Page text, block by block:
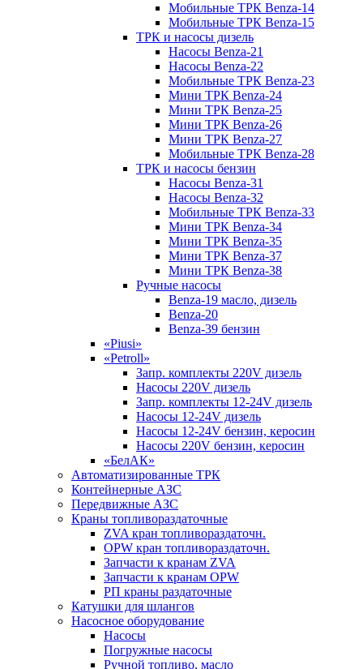
Мобильные ТРК Benza-14
Мобильные ТРК Benza-15
ТРК и насосы дизель
Насосы Benza-21
Насосы Benza-22
Мобильные ТРК Benza-23
Мини ТРК Benza-24
Мини ТРК Benza-25
Мини ТРК Benza-26
Мини ТРК Benza-27
Мобильные ТРК Benza-28
ТРК и насосы бензин
Насосы Benza-31
Насосы Benza-32
Мобильные ТРК Benza-33
Мини ТРК Benza-34
Мини ТРК Benza-35
Мини ТРК Benza-37
Мини ТРК Benza-38
Ручные насосы
Benza-19 масло, дизель
Benza-20
Benza-39 бензин
«Piusi»
«Petroll»
Запр. комплекты 220V дизель
Насосы 220V дизель
Запр. комплекты 12-24V дизель
Насосы 12-24V дизель
Насосы 12-24V бензин, керосин
Насосы 220V бензин, керосин
«БелАК»
Автоматизированные ТРК
Контейнерные АЗС
Передвижные АЗС
Краны топливораздаточные
ZVA кран топливораздаточн.
OPW кран топливораздаточн.
Запчасти к кранам ZVA
Запчасти к кранам OPW
РП краны раздаточные
Катушки для шлангов
Насосное оборудование
Насосы
Погружные насосы
Ручной топливо, масло